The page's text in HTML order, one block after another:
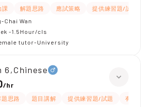
課 解題思路 應試策略 提供練習題/試題
Chai Wan
-1.5Hour/cls
tutor-University
6,Chinese
/hr
題思路 題目講解 提供練習題/試題
有耐性